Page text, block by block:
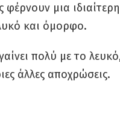
φέρνουν μια
και όμορφο.
πολύ με το
άλλες αποχρώσεις.